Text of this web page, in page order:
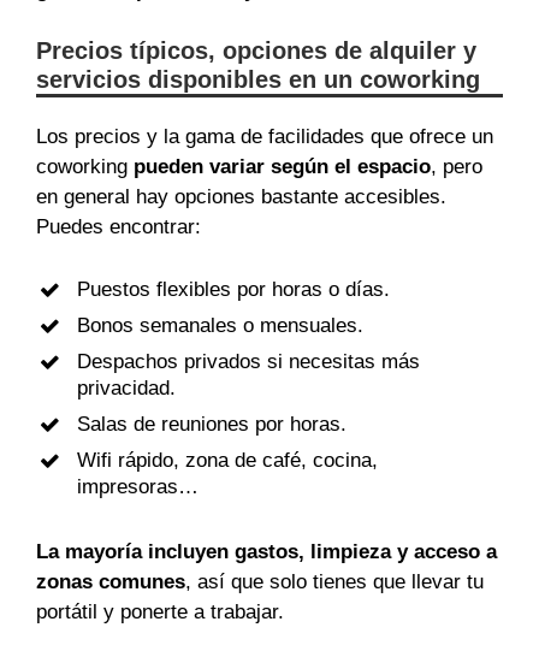
Precios típicos, opciones de alquiler y
servicios disponibles en un coworking
Los precios y la gama de facilidades que ofrece un
coworking pueden variar según el espacio, pero
en general hay opciones bastante accesibles.
Puedes encontrar:
Puestos flexibles por horas o días.
Bonos semanales o mensuales.
Despachos privados si necesitas más
privacidad.
Salas de reuniones por horas.
Wifi rápido, zona de café, cocina,
impresoras…
La mayoría incluyen gastos, limpieza y acceso a
zonas comunes, así que solo tienes que llevar tu
portátil y ponerte a trabajar.